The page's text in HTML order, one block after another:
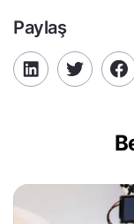
Paylaş